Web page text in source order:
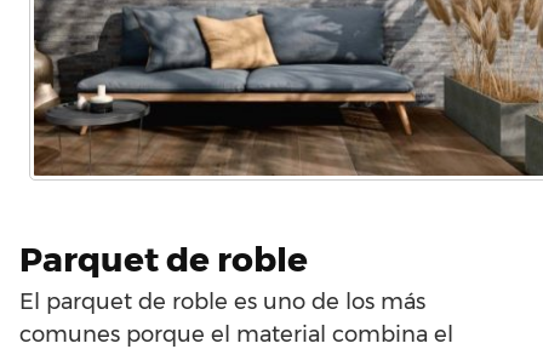
Parquet de roble
El parquet de roble es uno de los más
comunes porque el material combina el